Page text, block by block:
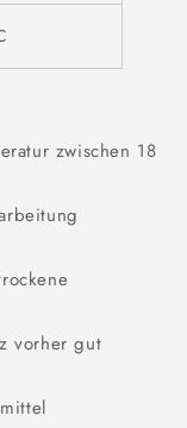
zwischen 18
vorher gut